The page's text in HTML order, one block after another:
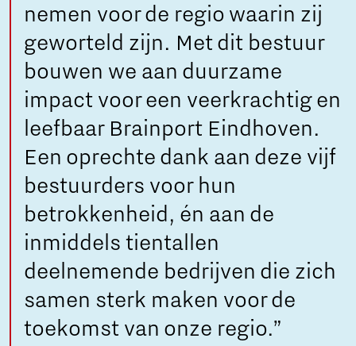
nemen voor de regio waarin zij
geworteld zijn. Met dit bestuur
bouwen we aan duurzame
impact voor een veerkrachtig en
leefbaar Brainport Eindhoven.
Een oprechte dank aan deze vijf
bestuurders voor hun
betrokkenheid, én aan de
inmiddels tientallen
deelnemende bedrijven die zich
samen sterk maken voor de
toekomst van onze regio.”